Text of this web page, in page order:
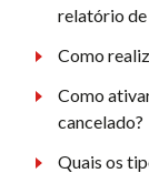
relatório de
Como
Como
cancelado?
Quais os